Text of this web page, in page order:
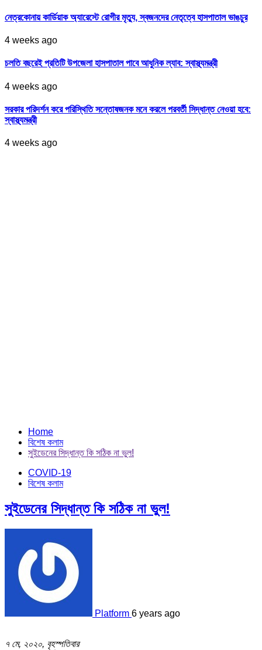
নেত্রকোনায় কার্ডিয়াক অ্যারেস্টে রোগীর মৃত্যু, স্বজনদের নেতৃত্বে হাসপাতাল ভাঙচুর
4 weeks ago
চলতি বছরেই প্রতিটি উপজেলা হাসপাতাল পাবে আধুনিক ল্যাব: স্বাস্থ্যমন্ত্রী
4 weeks ago
সরকার পরিদর্শন করে পরিস্থিতি সন্তোষজনক মনে করলে পরবর্তী সিদ্ধান্ত নেওয়া হবে:
স্বাস্থ্যমন্ত্রী
4 weeks ago
Home
বিশেষ কলাম
সুইডেনের সিদ্ধান্ত কি সঠিক না ভুল!
COVID-19
বিশেষ কলাম
সুইডেনের সিদ্ধান্ত কি সঠিক না ভুল!
Platform 6 years ago
৭ মে, ২০২০, বৃহস্পতিবার